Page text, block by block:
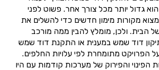
גדול יותר מכל צורך אחר. פשוט לפני
מקורות מימון חדשים כדי להשלים את
הבית. ולכן, מומלץ להבין ממה מורכב
דוד שמש במענית או התקנת דוד שמש
הפרויקט מתומחרת לפי עלויות החלפים.
הפינוי והפירוק של מערכות קודמות עם היו